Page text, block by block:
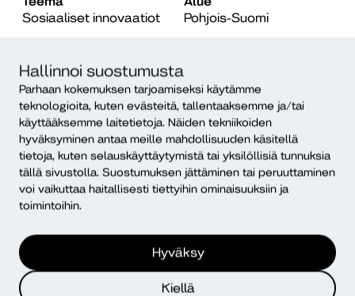
Hallinnoi suostumusta
Parhaan kokemuksen tarjoamiseksi käytämme
teknologioita, kuten evästeitä, tallentaaksemme ja/tai
käyttääksemme laitetietoja. Näiden tekniikoiden
hyväksyminen antaa meille mahdollisuuden käsitellä
tietoja, kuten selauskäyttäytymistä tai yksilöllisiä tunnuksia
tällä sivustolla. Suostumuksen jättäminen tai peruuttaminen
voi vaikuttaa haitallisesti tiettyihin ominaisuuksiin ja
toimintoihin.
Hyväksy
Kiellä
Sosiaaliset innovaatiot
Pohjois-Suomi
Jalkautuva turvaverkko
Kesto
03/2026 – 12/2028
Rahoittaja
ESR-rahoitus
Teema
Sosiaaliset innovaatiot
Alue
Pohjois-Suomi
Mielihyvin duunissa
Kesto
Rahoittaja
Muu EU-rahoitus